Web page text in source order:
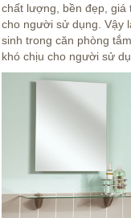
chất lượng, bền đẹp, giá
cho người sử dụng. Vậy
sinh trong căn phòng
khó chịu cho người sử